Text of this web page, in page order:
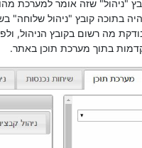
"ניהול" שזה אומר למערכת
בתוכה קובץ "ניהול שלוחה"
מה רשום בקובץ הניהול,
בתוך מערכת תוכן באתר.